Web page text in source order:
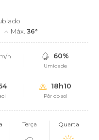
Máx.36°
h 60%
Umidade
18h10
Pôr do sol
Terça Quarta